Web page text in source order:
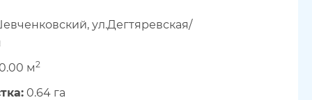
ул.Дегтяревская/
м2
0.64 га